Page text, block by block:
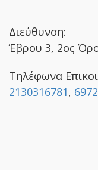
Διεύθυνση:
Έβρου 3, 2ος
Τηλέφωνα
2130316781,